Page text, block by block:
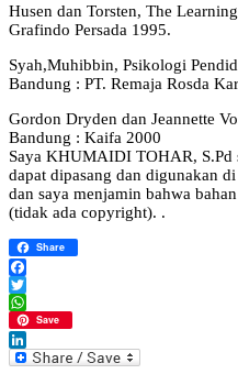
Husen dan Torsten, The
Grafindo Persada 1995.
Syah,Muhibbin, Psikologi
Bandung : PT. Remaja Rosda
Gordon Dryden dan Jeannette
Bandung : Kaifa 2000
Saya KHUMAIDI TOHAR,
dapat dipasang dan digunakan
dan saya menjamin bahwa
(tidak ada copyright). .
Share
Facebook
Twitter
WhatsApp
Save
LinkedIn